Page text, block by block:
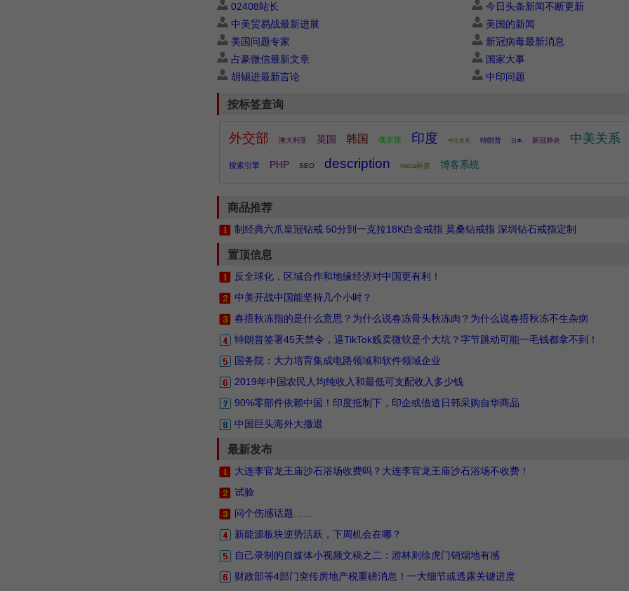
02408站长
今日头条新闻不断更新
中美贸易战最新进展
美国的新闻
美国问题专家
新冠病毒最新消息
占豪微信最新文章
国家大事
胡锡进最新言论
中印问题
按标签查询
外交部 澳大利亚 英国 韩国 俄罗斯 印度 中印关系 特朗普 日本 新冠肺炎 中美关系
搜索引擎 PHP SEO description meta标签 博客系统
商品推荐
制经典六爪皇冠钻戒 50分到一克拉18K白金戒指 莫桑钻戒指 深圳钻石戒指定制
置顶信息
反全球化，区域合作和地缘经济对中国更有利！
中美开战中国能坚持几个小时？
春捂秋冻指的是什么意思？为什么说春冻骨头秋冻肉？为什么说春捂秋冻不生杂病
特朗普签署45天禁令，逼TikTok贱卖微软是个大坑？字节跳动可能一毛钱都拿不到！
国务院：大力培育集成电路领域和软件领域企业
2019年中国农民人均纯收入和最低可支配收入多少钱
90%零部件依赖中国！印度抵制下，印企或借道日韩采购自华商品
中国巨头海外大撤退
最新发布
大连李官龙王庙沙石浴场收费吗？大连李官龙王庙沙石浴场不收费！
试验
问个伤感话题……
新能源板块逆势活跃，下周机会在哪？
自己录制的自媒体小视频文稿之二：游林则徐虎门销烟地有感
财政部等4部门突传房地产税重磅消息！一大细节或透露关键进度